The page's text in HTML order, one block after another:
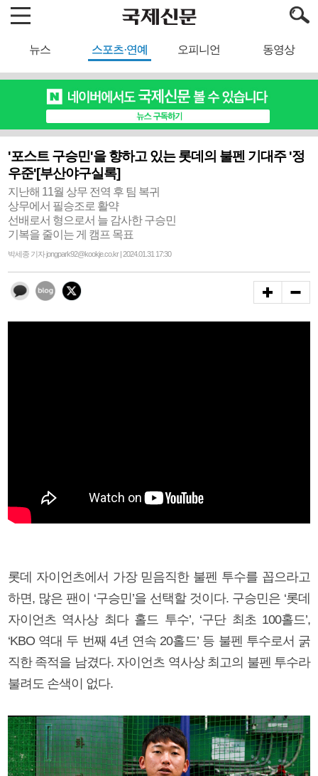
뉴스 스포츠·연예 오피니언 동영상
'포스트 구승민'을 향하고 있는 롯데의 불펜 기대주 '정
우준'[부산야구실록]
지난해 11월 상무 전역 후 팀 복귀
상무에서 필승조로 활약
선배로서 형으로서 늘 감사한 구승민
기복을 줄이는 게 캠프 목표
박세종 기자 jongpark92@kookje.co.kr | 2024.01.31 17:30
롯데 자이언츠에서 가장 믿음직한 불펜 투수를 꼽으라고
하면, 많은 팬이 ‘구승민’을 선택할 것이다. 구승민은 ‘롯데
자이언츠 역사상 최다 홀드 투수’, ‘구단 최초 100홀드’,
‘KBO 역대 두 번째 4년 연속 20홀드’ 등 불펜 투수로서 굵
직한 족적을 남겼다. 자이언츠 역사상 최고의 불펜 투수라
불려도 손색이 없다.